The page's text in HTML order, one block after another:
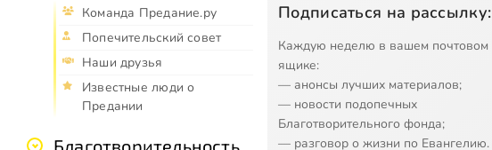
Команда Предание.ру
Попечительский совет
Наши друзья
Известные люди о
Предании
Благотворительность
Подписаться на рассылку:
Каждую неделю в вашем почтовом
ящике:
— анонсы лучших материалов;
— новости подопечных
Благотворительного фонда;
— разговор о жизни по Евангелию.